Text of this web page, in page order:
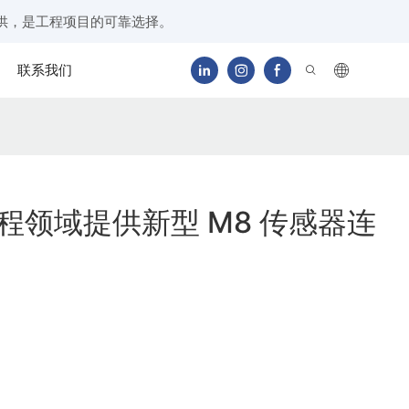
是工程项目的可靠选择。
联系我们
领域提供新型 M8 传感器连